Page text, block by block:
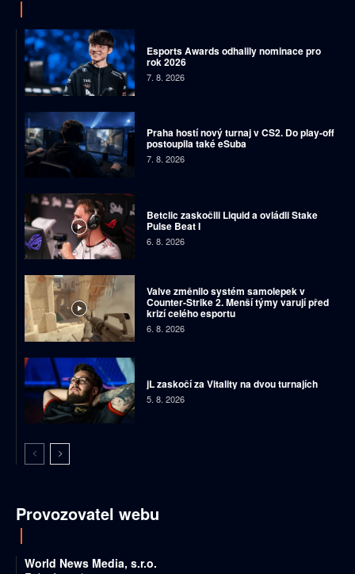
Esports Awards odhalily nominace pro
rok 2026
7. 8. 2026
Praha hostí nový turnaj v CS2. Do play-off
postoupila také eSuba
7. 8. 2026
Betclic zaskočili Liquid a ovládli Stake
Pulse Beat I
6. 8. 2026
Valve změnilo systém samolepek v
Counter-Strike 2. Menší týmy varují před
krizí celého esportu
6. 8. 2026
jL zaskočí za Vitality na dvou turnajích
5. 8. 2026
Provozovatel webu
World News Media, s.r.o.